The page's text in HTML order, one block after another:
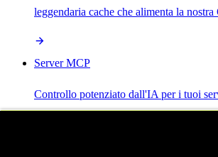
leggendaria cache che alimenta la
Server MCP
Controllo potenziato dall'IA per i tuoi